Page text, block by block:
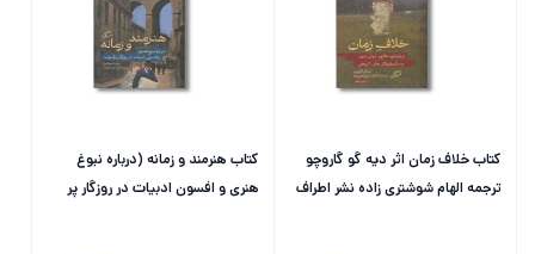
کتاب خلاف زمان اثر دیه گو گاروچو
ترجمه الهام شوشتری زاده نشر اطراف
کتاب هنرمند و زمانه (درباره نبوغ
هنری و افسون ادبیات در روزگار پر